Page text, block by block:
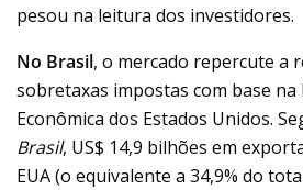
pesou na leitura dos investidores.
No Brasil, o mercado repercute a
sobretaxas impostas com base na
Econômica dos Estados Unidos.
Brasil, US$ 14,9 bilhões em
EUA (o equivalente a 34,9% do